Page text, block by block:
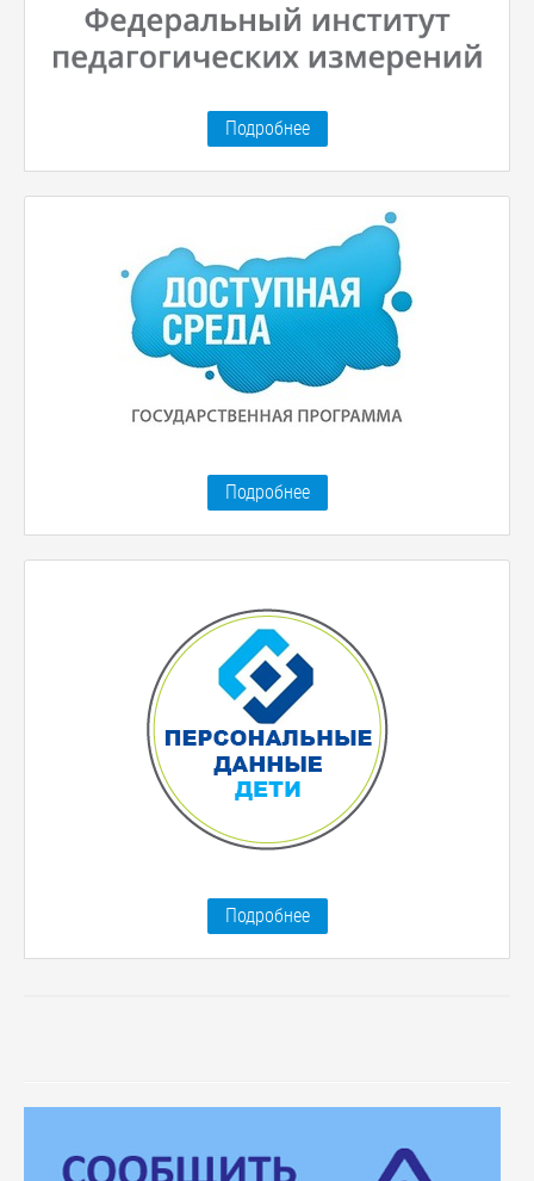
Подробнее
Подробнее
Подробнее